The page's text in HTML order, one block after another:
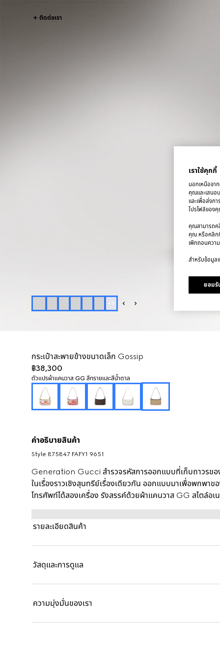
ติดต่อเรา
+ 3
กระเป๋าสะพายข้างขนาดเล็ก Gossip
฿38,300
ตัวแปรผ้าแคนวาส GG สีทรายและสีน้ำตาล
คำอธิบายสินค้า
Style ‎875847 FAFY1 9651
Generation Gucci สำรวจรหัสการออกแบบที่เก็บถาวรข
ในเรื่องราวเชิงสุนทรีย์เรื่องเดียวกัน ออกแบบมาเพื่อพกพาข
โทรศัพท์ได้สองเครื่อง รังสรรค์ด้วยผ้าแคนวาส GG สไตล์อ
รายละเอียดสินค้า
วัสดุและการดูแล
ความมุ่งมั่นของเรา
เราใช้คุกกี้
นอกเหนือจา
คุณและเสนอ
และเพื่อส่งก
โปรไฟล์ของ
คุณสามารถค
คุณ หรือคลิก
เพิกถอนควา
สำหรับข้อมูลเ
ยอมรั